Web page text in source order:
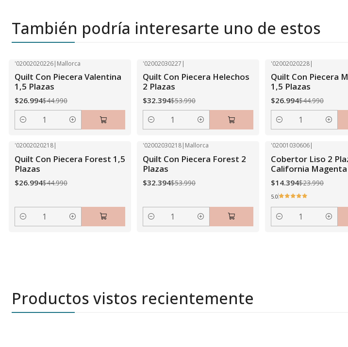
También podría interesarte uno de estos
'02002020226| Mallorca
Quilt Con Piecera Valentina
1,5 Plazas
$26.994$44.990
Cantidad
'02002030227 |
Quilt Con Piecera Helechos
2 Plazas
$32.394$53.990
Cantidad
'02002020228|
Quilt Con Piecera
1,5 Plazas
$26.994$44.990
Cantidad
'02002020218|
Quilt Con Piecera Forest 1,5
Plazas
$26.994$44.990
Cantidad
'02002030218| Mallorca
Quilt Con Piecera Forest 2
Plazas
$32.394$53.990
Cantidad
'02001030606|
Cobertor Liso 2
California Magenta
$14.394$23.990
5.0
Cantidad
Productos vistos recientemente